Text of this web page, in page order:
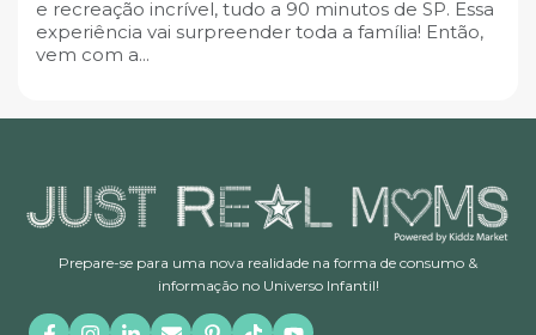
e recreação incrível, tudo a 90 minutos de SP. Essa
experiência vai surpreender toda a família! Então,
vem com a...
Prepare-se para uma nova realidade na forma de consumo &
informação no Universo Infantil!